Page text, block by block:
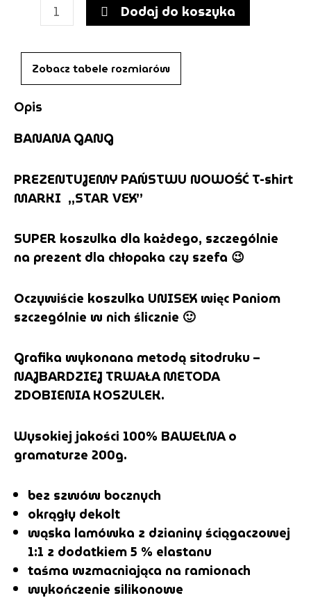
STAR
Dodaj do koszyka
Zobacz tabele rozmiarów
Opis
BANANA GANG
PREZENTUJEMY PAŃSTWU NOWOŚĆ T-shirt
MARKI „STAR VEX”
SUPER koszulka dla każdego, szczególnie
na prezent dla chłopaka czy szefa 😉
Oczywiście koszulka UNISEX więc Paniom
szczególnie w nich ślicznie 🙂
Grafika wykonana metodą sitodruku –
NAJBARDZIEJ TRWAŁA METODA
ZDOBIENIA KOSZULEK.
Wysokiej jakości 100% BAWEŁNA o
gramaturze 200g.
bez szwów bocznych
okrągły dekolt
wąska lamówka z dzianiny ściągaczowej
1:1 z dodatkiem 5 % elastanu
taśma wzmacniająca na ramionach
wykończenie silikonowe